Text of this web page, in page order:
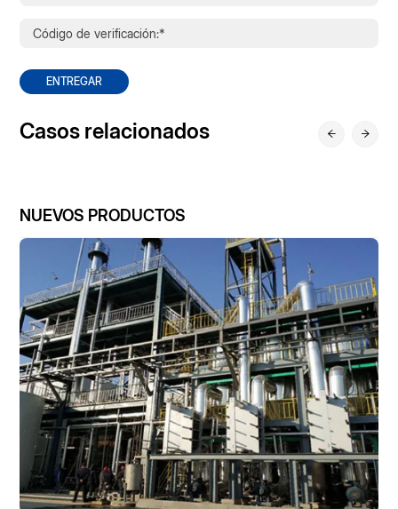
NUEVOS PRODUCTOS
ENTREGAR
Casos relacionados